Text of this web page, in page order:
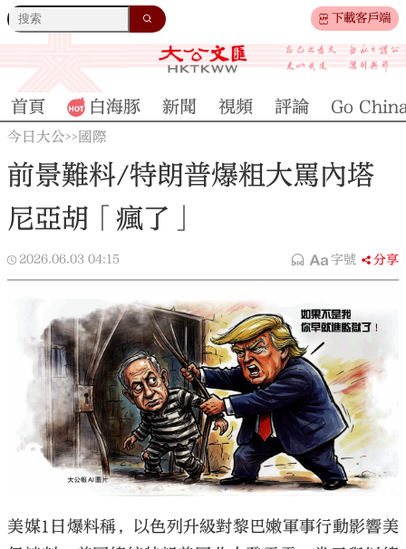
下載客戶端
大公文匯
首頁 白海豚 新聞 視頻 評論 Go
今日大公>> 國際
前景難料/特朗普爆粗大罵內塔
尼亞胡「瘋了」
2026.06.03 04:15 字號 分享
美媒1日爆料稱，以色列升級對黎巴嫩軍事行動影響美